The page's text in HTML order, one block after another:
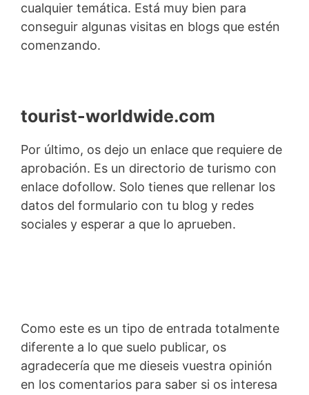
cualquier temática. Está muy bien para
conseguir algunas visitas en blogs que estén
comenzando.
tourist-worldwide.com
Por último, os dejo un enlace que requiere de
aprobación. Es un directorio de turismo con
enlace dofollow. Solo tienes que rellenar los
datos del formulario con tu blog y redes
sociales y esperar a que lo aprueben.
Como este es un tipo de entrada totalmente
diferente a lo que suelo publicar, os
agradecería que me dieseis vuestra opinión
en los comentarios para saber si os interesa